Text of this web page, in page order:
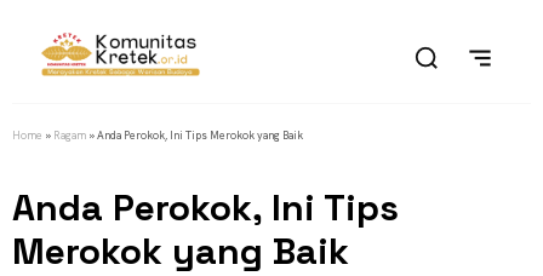
Home » Ragam »Anda Perokok, Ini Tips Merokok yang Baik
Anda Perokok, Ini Tips
Merokok yang Baik